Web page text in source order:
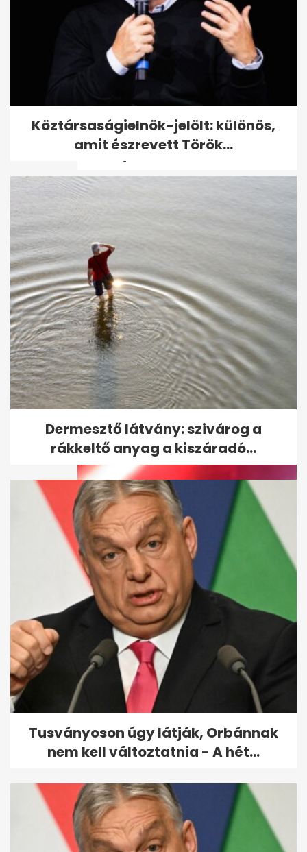
Orbán Viktornál Azahriah
helyett Majka a nyerő, de Ákos
a király
Curtis: Én, ahogy eddig is, csak
zenélni szeretnék, és nem...
Curtis meghívott vendég volt
Orbán évértékelőjén
Köztársaságielnök-jelölt: különös,
amit észrevett Török...
Dermesztő látvány: szivárog a
rákkeltő anyag a kiszáradó...
Tusványoson úgy látják, Orbánnak
nem kell változtatnia - A hét...